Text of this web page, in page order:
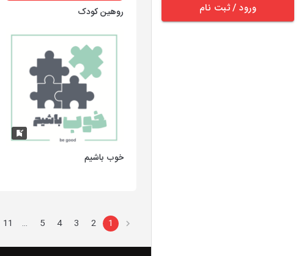
ورود / ثبت نام روهین کودک
خوب باشیم
1
2
3
4
5
…
11